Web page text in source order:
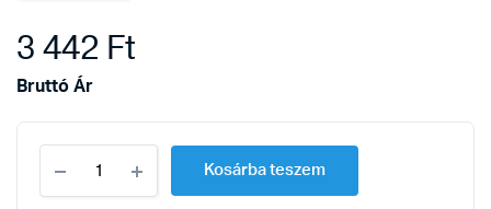
3 442 Ft
Bruttó Ár
30x260mm
csav.hegy
Kosárba teszem